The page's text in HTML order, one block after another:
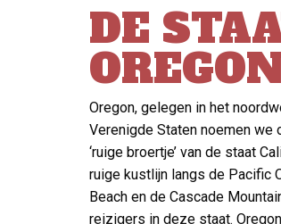
DE
Oregon, gelegen in het
Verenigde Staten noemen we
‘ruige broertje’ van de staat
ruige kustlijn langs de Pacific
Beach en de Cascade
reizigers in deze staat.